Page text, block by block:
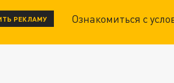
РЕКЛАМУ Ознакомиться с